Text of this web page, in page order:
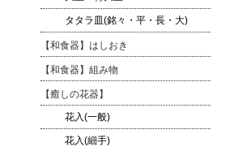
タタラ皿(銘々・平・長・大)
【和食器】はしおき
【和食器】組み物
【癒しの花器】
花入(一般)
花入(細手)